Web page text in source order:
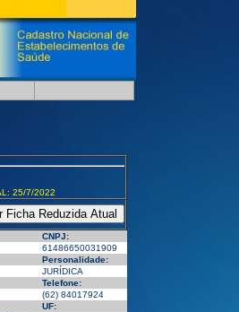
25/7/2022
CNPJ:
61486650031909
Personalidade:
JURÍDICA
Telefone:
(62) 84017924
UF: